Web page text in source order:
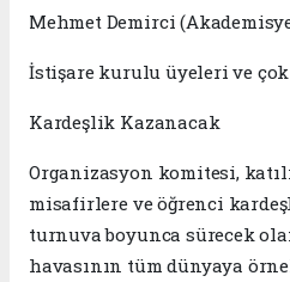
​Mehmet Demirci
​İstişare kurulu üyeleri ve çok
​Kardeşlik Kazanacak
​Organizasyon komitesi,
misafirlere ve öğrenci
turnuva boyunca sürecek
havasının tüm dünyaya